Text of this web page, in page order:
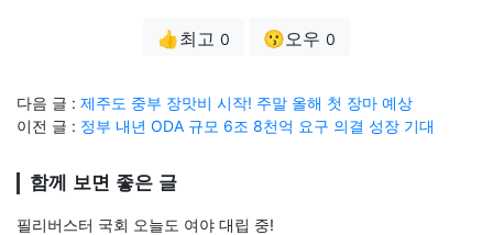
👍최고 0 😗오우 0
다음 글 : 제주도 중부 장맛비 시작! 주말 올해 첫 장마 예상
이전 글 : 정부 내년 ODA 규모 6조 8천억 요구 의결 성장 기대
함께 보면 좋은 글
필리버스터 국회 오늘도 여야 대립 중!